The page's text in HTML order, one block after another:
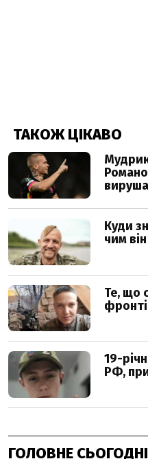
ГОЛОВНЕ СЬОГОДНІ